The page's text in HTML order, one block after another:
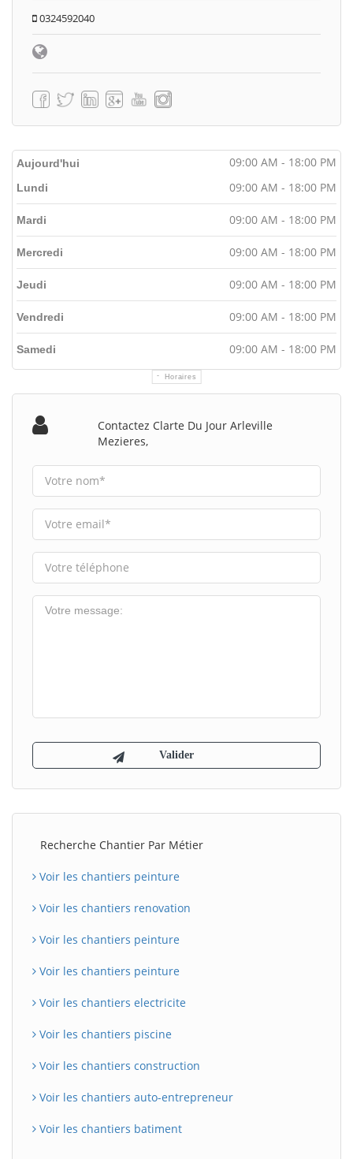
0324592040
Aujourd'hui 09:00 AM - 18:00 PM
Horaires
Lundi 09:00 AM - 18:00 PM
Mardi 09:00 AM - 18:00 PM
Mercredi 09:00 AM - 18:00 PM
Jeudi 09:00 AM - 18:00 PM
Vendredi 09:00 AM - 18:00 PM
Samedi 09:00 AM - 18:00 PM
Contactez Clarte Du Jour Arleville
Mezieres,
Recherche Chantier Par Métier
Voir les chantiers peinture
Voir les chantiers renovation
Voir les chantiers peinture
Voir les chantiers peinture
Voir les chantiers electricite
Voir les chantiers piscine
Voir les chantiers construction
Voir les chantiers auto-entrepreneur
Voir les chantiers batiment